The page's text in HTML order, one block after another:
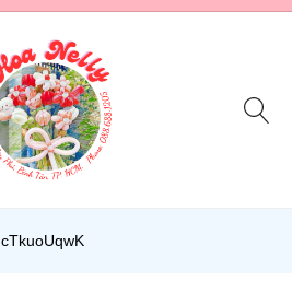
cTkuoUqwK